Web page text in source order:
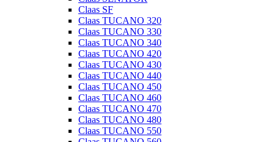
Claas SF
Claas TUCANO 320
Claas TUCANO 330
Claas TUCANO 340
Claas TUCANO 420
Claas TUCANO 430
Claas TUCANO 440
Claas TUCANO 450
Claas TUCANO 460
Claas TUCANO 470
Claas TUCANO 480
Claas TUCANO 550